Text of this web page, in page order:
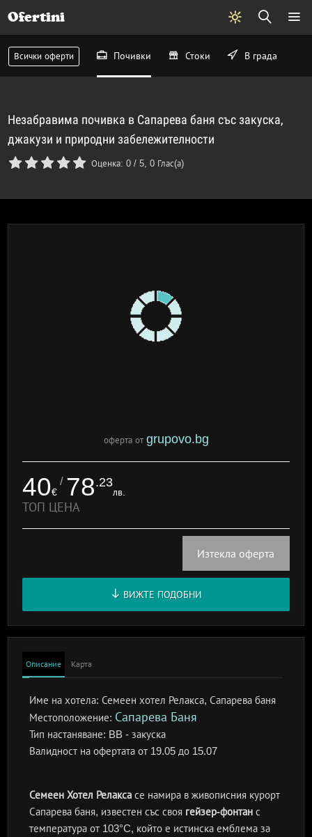
Ofertini
Всички оферти Почивки Стоки В града
Незабравима почивка в Сапарева баня със закуска,
джакузи и природни забележителности
Оценка:0 /5,0 Глас(а)
оферта от grupovo.bg
40€
/ 78.23
лв.
ТОП ЦЕНА
Изтекла оферта
ВИЖТЕ ПОДОБНИ
Описание Карта
Име на хотела:Семеен хотел Релакса, Сапарева баня
Местоположение: Сапарева Баня
Тип настаняване: BB - закуска
Валидност на офертатаот 19.05 до 15.07
Семеен Хотел Релакса се намира в живописния курорт
Сапарева баня, известен със своя гейзер-фонтан с
температура от 103°C, който е истинска емблема за